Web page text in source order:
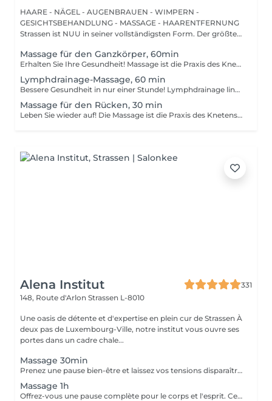
HAARE - NÄGEL - AUGENBRAUEN - WIMPERN -
GESICHTSBEHANDLUNG - MASSAGE - HAARENTFERNUNG
Strassen ist NUU in seiner vollständigsten Form. Der größte
Massage für den Ganzkörper, 60min
Erhalten Sie Ihre Gesundheit! Massage ist die Praxis des Knetens oder Bearbeitens der Muskeln und anderer Weichteile einer Person, um Stress zu reduzieren, Muskelschmerzen zu lindern, die Entspannung zu fördern und die Funktion des Immunsystems zu verbessern. Vorteile einer Ganzkörpermassage für die Gesundheit: - reduziert Stress - entspannend - verbessert die Durchblutung - verbessert das Immunsystem des Körpers Wie wird eine Ganzkörpermassage durchgeführt? - Kopf und Nacken werden massiert - Schultern und Rücken werden massiert - Hände und Arme werden massiert - Füße und Beine werden massiert - der Bauch wird massiert Altersbeschränkungen: es gibt keine Altersbeschränkungen für dieses Verfahren. Empfehlungen nach dem Eingriff: nach dem Eingriff 2-3 Stunden keinen Sport und plötzliche Bewegungen machen. Frequenz: 1-2 Mal pro Woche, insgesamt 10 Mal. Wiederholen Sie den Eingriff alle 3-6 Monate.
Lymphdrainage-Massage, 60 min
Bessere Gesundheit in nur einer Stunde! Lymphdrainage lindert Schwellungen, die auftreten, wenn medizinische Behandlungen oder Krankheiten Ihr Lymphsystem blockieren. Die Lymphdrainage-Massage beinhaltet das sanfte Manipulieren bestimmter Bereiche Ihres Körpers, um die Lymphbewegung zu einem Bereich mit funktionierenden Lymphgefäßen zu fördern. Vorteile einer Lymphdrainage-Massage: - verbessert das Immunsystem des Körpers - hilft bei Schwellungen nach Verletzungen - löst Spannungen im Körper Wie wird eine Lymphdrainage-Massage durchgeführt? - Kopf und Nacken werden massiert - Schultern und Rücken werden massiert - Hände und Arme werden massiert - Füße und Beine werden massiert - Bauch wird massiert Altersbeschränkungen: es gibt keine Altersbeschränkungen für dieses Verfahren. Empfehlungen nach dem Verfahren: treiben Sie 2-3 Stunden nach dem Eingriff keinen Sport und machen Sie keine scharfen Bewegungen. Häufigkeit: 1-2 Mal pro Woche, insgesamt 10 Mal. Wiederholen Sie dies alle 3-6 Monate.
Massage für den Rücken, 30 min
Leben Sie wieder auf! Die Massage ist die Praxis des Knetens oder Manipulierens der Muskeln und anderer Weichteile einer Person, um Stress zu reduzieren, Muskelschmerzen zu lindern, die Entspannung zu fördern und die Funktion des Immunsystems zu verbessern. Vorteile einer Rückenmassage für die Gesundheit: - reduziert Stress - entspannend - verbessert die Durchblutung - verbessert das Immunsystem des Körpers Wie wird die Rückenmassage für die Gesundheit durchgeführt? - Kopf und Nacken werden massiert - Schultern und Rücken werden massiert - Hände und Arme werden massiert Altersbeschränkungen: es gibt keine Altersbeschränkungen für dieses Verfahren. Empfehlungen nach dem Eingriff: nach dem Eingriff 2-3 Stunden keinen Sport und plötzliche Bewegungen machen. Frequenz: 1-2 Mal pro Woche, insgesamt 10 Mal. Wiederholen Sie den Eingriff alle 3-6 Monate.
Alena Institut
331
148, Route d'Arlon Strassen L-8010
Une oasis de détente et d'expertise en plein cur de Strassen À
deux pas de Luxembourg-Ville, notre institut vous ouvre ses
portes dans un cadre chale...
Massage 30min
Prenez une pause bien-être et laissez vos tensions disparaître. Ce massage de 30 minutes détend les muscles, apaise l'esprit et vous procure une sensation de relaxation profonde. Un moment parfait pour retrouver énergie et sérénité.
Massage 1h
Offrez-vous une pause complète pour le corps et l'esprit. Ce massage d'une heure détend en profondeur les muscles, libère les tensions et procure une relaxation durable. Un moment idéal pour retrouver énergie, équilibre et bien-être.